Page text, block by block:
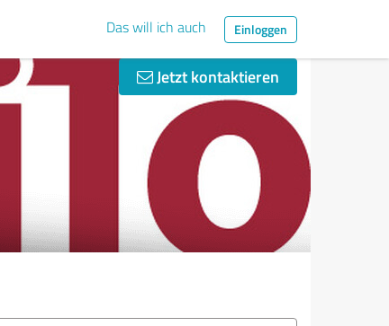
Das will ich auch Einloggen
Jetzt kontaktieren